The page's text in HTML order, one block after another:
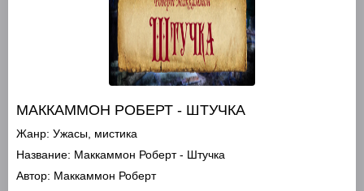
МАККАММОН РОБЕРТ - ШТУЧКА
Жанр: Ужасы, мистика
Название: Маккаммон Роберт - Штучка
Автор: Маккаммон Роберт